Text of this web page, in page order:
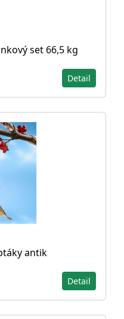
set 66,5 kg
Detail
antik
Detail